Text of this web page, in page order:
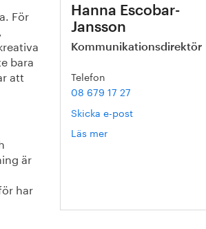
För
bara
att
är
har
Hanna Escobar-
Jansson
Kommunikationsdirektör
Telefon
08 679 17 27
Skicka e-post
Läs mer